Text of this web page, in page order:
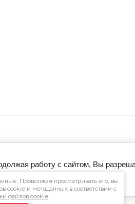
Продолжая просматривать его, вы
cookie и метаданных в соответствии с
файлов cookie
работу с сайтом, Вы